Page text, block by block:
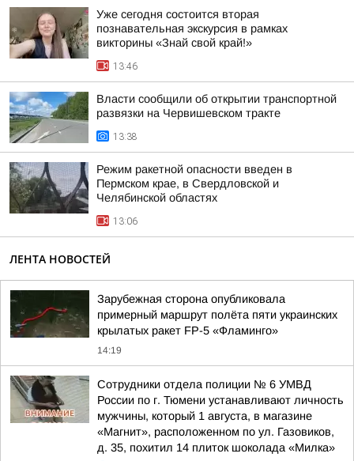
Уже сегодня состоится вторая
познавательная экскурсия в рамках
викторины «Знай свой край!»
13:46
Власти сообщили об открытии транспортной
развязки на Червишевском тракте
13:38
Режим ракетной опасности введен в
Пермском крае, в Свердловской и
Челябинской областях
13:06
ЛЕНТА НОВОСТЕЙ
Зарубежная сторона опубликовала
примерный маршрут полёта пяти украинских
крылатых ракет FP-5 «Фламинго»
14:19
Сотрудники отдела полиции № 6 УМВД
России по г. Тюмени устанавливают личность
мужчины, который 1 августа, в магазине
«Магнит», расположенном по ул. Газовиков,
д. 35, похитил 14 плиток шоколада «Милка»